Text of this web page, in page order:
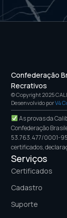
Confederação
Recrativos
© Copyright 2025
Desenvolvido porV4
As provas da
Confederação
53.763.477/0001-
certificados,
Serviços
Certificados
Cadastro
Suporte